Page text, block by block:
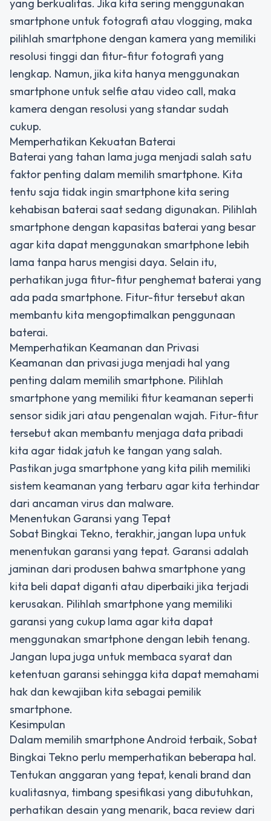
yang berkualitas. Jika kita sering menggunakan
smartphone untuk fotografi atau vlogging, maka
pilihlah smartphone dengan kamera yang memiliki
resolusi tinggi dan fitur-fitur fotografi yang
lengkap. Namun, jika kita hanya menggunakan
smartphone untuk selfie atau video call, maka
kamera dengan resolusi yang standar sudah
cukup.
Memperhatikan Kekuatan Baterai
Baterai yang tahan lama juga menjadi salah satu
faktor penting dalam memilih smartphone. Kita
tentu saja tidak ingin smartphone kita sering
kehabisan baterai saat sedang digunakan. Pilihlah
smartphone dengan kapasitas baterai yang besar
agar kita dapat menggunakan smartphone lebih
lama tanpa harus mengisi daya. Selain itu,
perhatikan juga fitur-fitur penghemat baterai yang
ada pada smartphone. Fitur-fitur tersebut akan
membantu kita mengoptimalkan penggunaan
baterai.
Memperhatikan Keamanan dan Privasi
Keamanan dan privasi juga menjadi hal yang
penting dalam memilih smartphone. Pilihlah
smartphone yang memiliki fitur keamanan seperti
sensor sidik jari atau pengenalan wajah. Fitur-fitur
tersebut akan membantu menjaga data pribadi
kita agar tidak jatuh ke tangan yang salah.
Pastikan juga smartphone yang kita pilih memiliki
sistem keamanan yang terbaru agar kita terhindar
dari ancaman virus dan malware.
Menentukan Garansi yang Tepat
Sobat Bingkai Tekno, terakhir, jangan lupa untuk
menentukan garansi yang tepat. Garansi adalah
jaminan dari produsen bahwa smartphone yang
kita beli dapat diganti atau diperbaiki jika terjadi
kerusakan. Pilihlah smartphone yang memiliki
garansi yang cukup lama agar kita dapat
menggunakan smartphone dengan lebih tenang.
Jangan lupa juga untuk membaca syarat dan
ketentuan garansi sehingga kita dapat memahami
hak dan kewajiban kita sebagai pemilik
smartphone.
Kesimpulan
Dalam memilih smartphone Android terbaik, Sobat
Bingkai Tekno perlu memperhatikan beberapa hal.
Tentukan anggaran yang tepat, kenali brand dan
kualitasnya, timbang spesifikasi yang dibutuhkan,
perhatikan desain yang menarik, baca review dari